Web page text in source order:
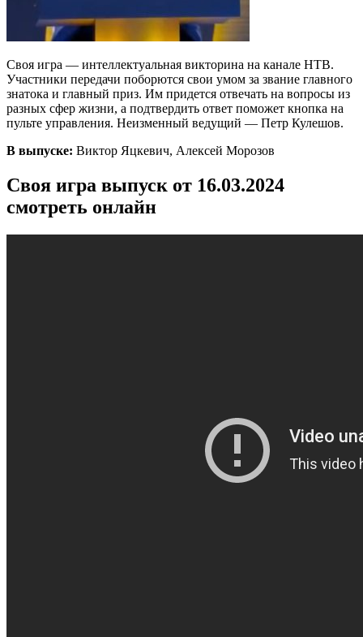
Своя игра — интеллектуальная викторина на канале НТВ.
Участники передачи поборются свои умом за звание главного
знатока и главный приз. Им придется отвечать на вопросы из
разных сфер жизни, а подтвердить ответ поможет кнопка на
пульте управления. Неизменный ведущий — Петр Кулешов.
В выпуске: Виктор Яцкевич, Алексей Морозов
Своя игра выпуск от 16.03.2024
смотреть онлайн